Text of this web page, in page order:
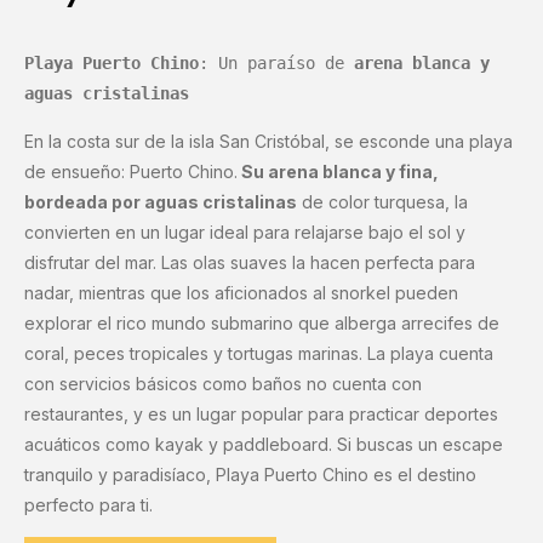
Playa Puerto Chino: Un paraíso de arena blanca y
aguas cristalinas
En la costa sur de la isla San Cristóbal, se esconde una playa
de ensueño: Puerto Chino. Su arena blanca y fina,
bordeada por aguas cristalinas de color turquesa, la
convierten en un lugar ideal para relajarse bajo el sol y
disfrutar del mar. Las olas suaves la hacen perfecta para
nadar, mientras que los aficionados al snorkel pueden
explorar el rico mundo submarino que alberga arrecifes de
coral, peces tropicales y tortugas marinas. La playa cuenta
con servicios básicos como baños no cuenta con
restaurantes, y es un lugar popular para practicar deportes
acuáticos como kayak y paddleboard. Si buscas un escape
tranquilo y paradisíaco, Playa Puerto Chino es el destino
perfecto para ti.